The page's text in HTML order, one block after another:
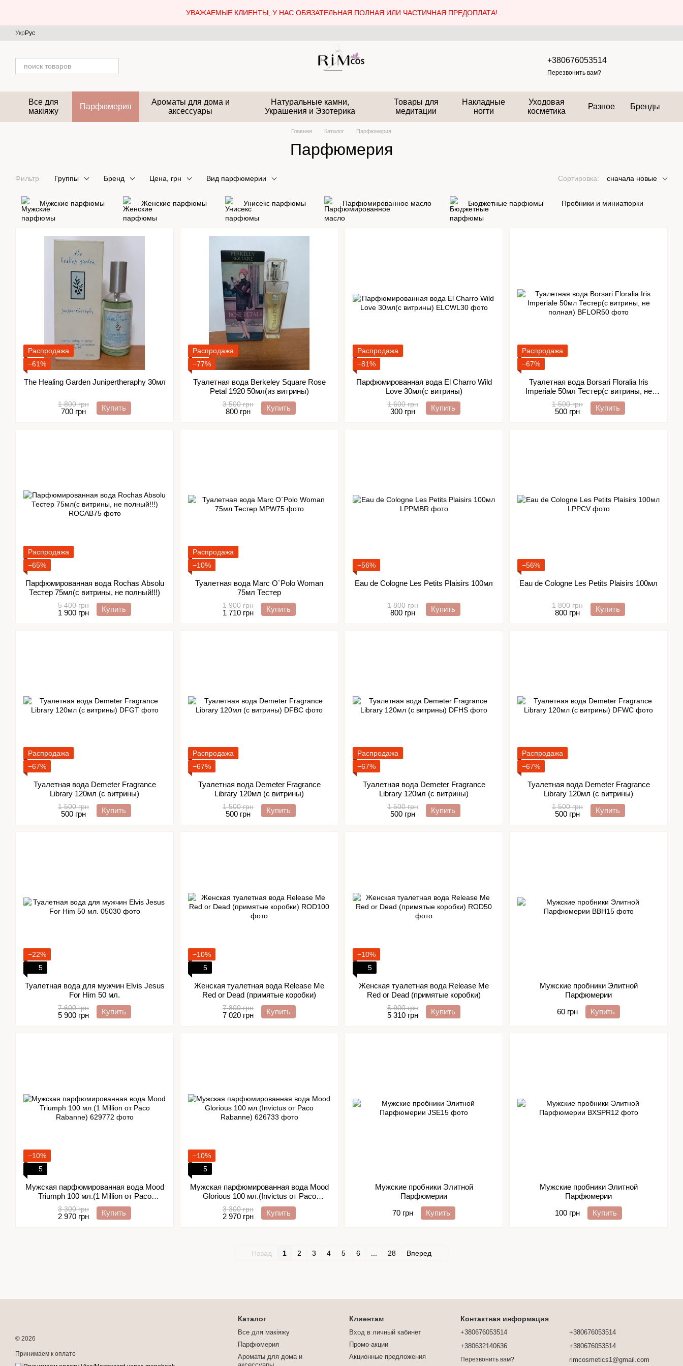
УВАЖАЕМЫЕ КЛИЕНТЫ, У НАС ОБЯЗАТЕЛЬНАЯ ПОЛНАЯ ИЛИ ЧАСТИЧНАЯ ПРЕДОПЛАТА!
Укр Рус
+380676053514
Перезвонить вам?
Все для
макіяжу
Парфюмерия
Ароматы для дома и
аксессуары
Натуральные камни,
Украшения и Эзотерика
Товары для
медитации
Накладные
ногти
Уходовая
косметика
Разное Бренды
Главная Каталог Парфюмерия
Парфюмерия
Фильтр Группы Бренд Цена, грн Вид парфюмерии Сортировка: сначала новые
Мужские парфюмы Женские парфюмы Унисекс парфюмы Парфюмированное масло Бюджетные парфюмы Пробники и миниатюрки
Распродажа
−61%
The Healing Garden Junipertheraphy 30мл
1 800 грн
700 грн Купить
Распродажа
−77%
Туалетная вода Berkeley Square Rose
Petal 1920 50мл(из витрины)
3 500 грн
800 грн Купить
Распродажа
−81%
Парфюмированная вода El Charro Wild
Love 30мл(с витрины)
1 600 грн
300 грн Купить
Распродажа
−67%
Туалетная вода Borsari Floralia Iris
Imperiale 50мл Тестер(с витрины, не
полная)
1 500 грн
500 грн Купить
Распродажа
−65%
Парфюмированная вода Rochas Absolu
Тестер 75мл(с витрины, не полный!!!)
5 400 грн
1 900 грн Купить
Распродажа
−10%
Туалетная вода Marc O`Polo Woman
75мл Тестер
1 900 грн
1 710 грн Купить
−56%
Eau de Cologne Les Petits Plaisirs 100мл
1 800 грн
800 грн Купить
−56%
Eau de Cologne Les Petits Plaisirs 100мл
1 800 грн
800 грн Купить
Распродажа
−67%
Туалетная вода Demeter Fragrance
Library 120мл (с витрины)
1 500 грн
500 грн Купить
Распродажа
−67%
Туалетная вода Demeter Fragrance
Library 120мл (с витрины)
1 500 грн
500 грн Купить
Распродажа
−67%
Туалетная вода Demeter Fragrance
Library 120мл (с витрины)
1 500 грн
500 грн Купить
Распродажа
−67%
Туалетная вода Demeter Fragrance
Library 120мл (с витрины)
1 500 грн
500 грн Купить
−22%
5
Туалетная вода для мужчин Elvis Jesus
For Him 50 мл.
7 600 грн
5 900 грн Купить
−10%
5
Женская туалетная вода Release Me
Red or Dead (примятые коробки)
7 800 грн
7 020 грн Купить
−10%
5
Женская туалетная вода Release Me
Red or Dead (примятые коробки)
5 900 грн
5 310 грн Купить
Мужские пробники Элитной
Парфюмерии
60 грн
Купить
−10%
5
Мужская парфюмированная вода Mood
Triumph 100 мл.(1 Million от Paco
Rabanne)
3 300 грн
2 970 грн Купить
−10%
5
Мужская парфюмированная вода Mood
Glorious 100 мл.(Invictus от Paco
Rabanne)
3 300 грн
2 970 грн Купить
Мужские пробники Элитной
Парфюмерии
70 грн
Купить
Мужские пробники Элитной
Парфюмерии
100 грн
Купить
Назад 1 2 3 4 5 6 28 Вперед
© 2026
Принимаем к оплате
Каталог
Все для макіяжу
Парфюмерия
Ароматы для дома и
Клиентам
Вход в личный кабинет
Промо-акции
Акционные предложения
Контактная информация
+380676053514
+380632140636
Перезвонить вам?
+380676053514
+380676053514
rimcosmetics1@gmail.com